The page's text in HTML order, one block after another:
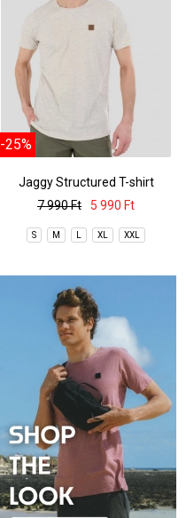
-25%
Jaggy Structured T-shirt
7 990 Ft
5 990 Ft
S M L XL XXL